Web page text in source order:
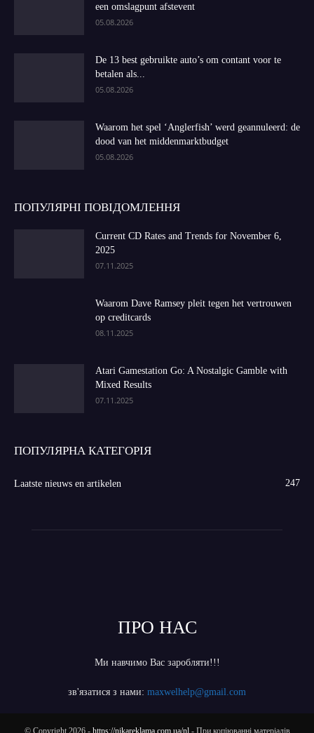
een omslagpunt afstevent
05.08.2026
De 13 best gebruikte auto’s om contant voor te
betalen als...
05.08.2026
Waarom het spel ‘Anglerfish’ werd geannuleerd: de
dood van het middenmarktbudget
05.08.2026
ПОПУЛЯРНІ ПОВІДОМЛЕННЯ
Current CD Rates and Trends for November 6,
2025
07.11.2025
Waarom Dave Ramsey pleit tegen het vertrouwen
op creditcards
08.11.2025
Atari Gamestation Go: A Nostalgic Gamble with
Mixed Results
07.11.2025
ПОПУЛЯРНА КАТЕГОРІЯ
Laatste nieuws en artikelen 247
ПРО НАС
Ми навчимо Вас заробляти!!!
зв'язатися з нами: maxwelhelp@gmail.com
© Copyright 2026 - https://nikareklama.com.ua/nl - При копіюванні матеріалів